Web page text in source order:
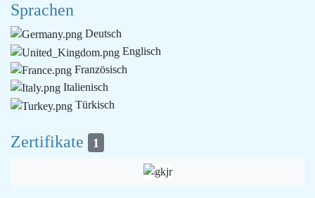
Sprachen
Deutsch
Englisch
Französisch
Italienisch
Türkisch
Zertifikate 1